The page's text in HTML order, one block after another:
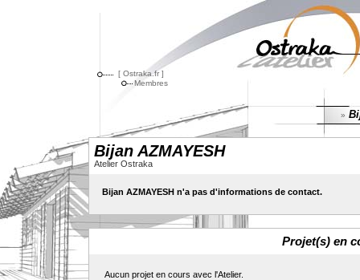
[ Ostraka.fr ]
Membres
»
Bijan AZMAYESH
Atelier Ostraka
Bijan AZMAYESH n'a pas d'informations de contact.
Projet(s) en
Aucun projet en cours avec l'Atelier.